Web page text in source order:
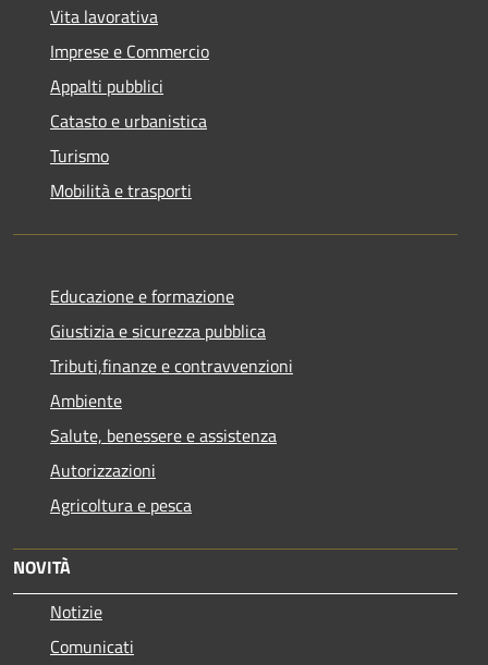
Vita lavorativa
Imprese e Commercio
Appalti pubblici
Catasto e urbanistica
Turismo
Mobilità e trasporti
Educazione e formazione
Giustizia e sicurezza pubblica
Tributi,finanze e contravvenzioni
Ambiente
Salute, benessere e assistenza
Autorizzazioni
Agricoltura e pesca
NOVITÀ
Notizie
Comunicati